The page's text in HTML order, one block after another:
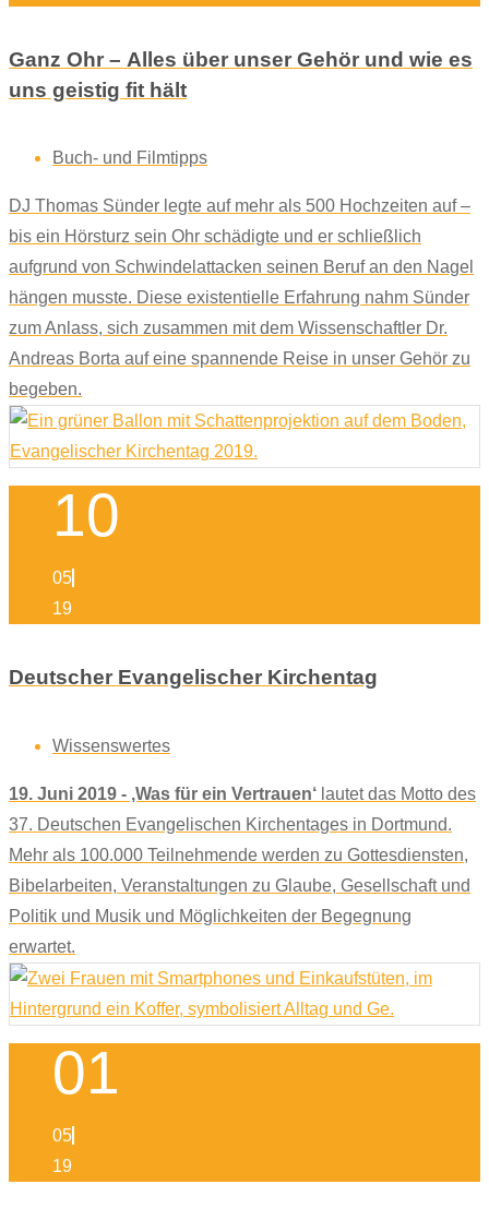
Ganz Ohr – Alles über unser Gehör und wie es
uns geistig fit hält
Buch- und Filmtipps
DJ Thomas Sünder legte auf mehr als 500 Hochzeiten auf –
bis ein Hörsturz sein Ohr schädigte und er schließlich
aufgrund von Schwindelattacken seinen Beruf an den Nagel
hängen musste. Diese existentielle Erfahrung nahm Sünder
zum Anlass, sich zusammen mit dem Wissenschaftler Dr.
Andreas Borta auf eine spannende Reise in unser Gehör zu
begeben.
10
05
19
Deutscher Evangelischer Kirchentag
Wissenswertes
19. Juni 2019 - ‚Was für ein Vertrauen‘ lautet das Motto des
37. Deutschen Evangelischen Kirchentages in Dortmund.
Mehr als 100.000 Teilnehmende werden zu Gottesdiensten,
Bibelarbeiten, Veranstaltungen zu Glaube, Gesellschaft und
Politik und Musik und Möglichkeiten der Begegnung
erwartet.
01
05
19